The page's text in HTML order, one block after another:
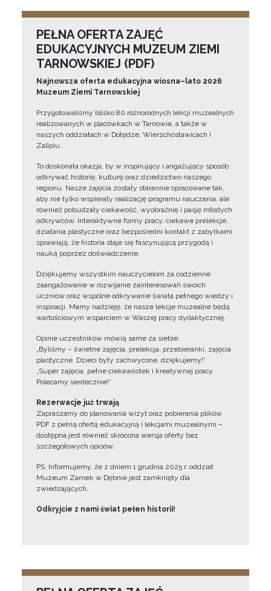
PEŁNA OFERTA ZAJĘĆ
EDUKACYJNYCH MUZEUM ZIEMI
TARNOWSKIEJ (PDF)
Najnowsza oferta edukacyjna wiosna–lato 2026
Muzeum Ziemi Tarnowskiej
Przygotowaliśmy blisko 80 różnorodnych lekcji muzealnych
realizowanych w placówkach w Tarnowie, a także w
naszych oddziałach w Dołędze, Wierzchosławicach i
Zalipiu.
To doskonała okazja, by w inspirujący i angażujący sposób
odkrywać historię, kulturę oraz dziedzictwo naszego
regionu. Nasze zajęcia zostały starannie opracowane tak,
aby nie tylko wspierały realizację programu nauczania, ale
również pobudzały ciekawość, wyobraźnię i pasję młodych
odkrywców. Interaktywne formy pracy, ciekawe prelekcje,
działania plastyczne oraz bezpośredni kontakt z zabytkami
sprawiają, że historia staje się fascynującą przygodą i
nauką poprzez doświadczenie.
Dziękujemy wszystkim nauczycielom za codzienne
zaangażowanie w rozwijanie zainteresowań swoich
uczniów oraz wspólne odkrywanie świata pełnego wiedzy i
inspiracji. Mamy nadzieję, że nasze lekcje muzealne będą
wartościowym wsparciem w Waszej pracy dydaktycznej.
Opinie uczestników mówią same za siebie:
„Byliśmy – świetne zajęcia, prelekcja, przebieranki, zajęcia
plastyczne. Dzieci były zachwycone, dziękujemy!”
„Super zajęcia, pełne ciekawostek i kreatywnej pracy.
Polecamy serdecznie!”
Rezerwacje już trwają
Zapraszamy do planowania wizyt oraz pobierania plików
PDF z pełną ofertą edukacyjną i lekcjami muzealnymi –
dostępna jest również skrócona wersja oferty bez
szczegółowych opisów.
PS. Informujemy, że z dniem 1 grudnia 2025 r. oddział
Muzeum Zamek w Dębnie jest zamknięty dla
zwiedzających.
Odkryjcie z nami świat pełen historii!